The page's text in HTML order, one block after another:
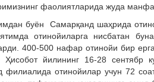
фаолиятларида жуда
буён Самарқанд шаҳрида
отинойиларга нисбатан
400-500 нафар отинойи бир
йилининг 16-28 сентябр
отинойилар учун 72